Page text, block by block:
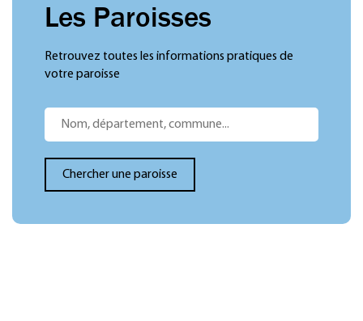
Les Paroisses
Retrouvez toutes les informations pratiques de
votre paroisse